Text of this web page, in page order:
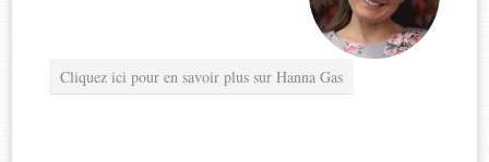
Cliquez ici pour en savoir plus sur Hanna Gas